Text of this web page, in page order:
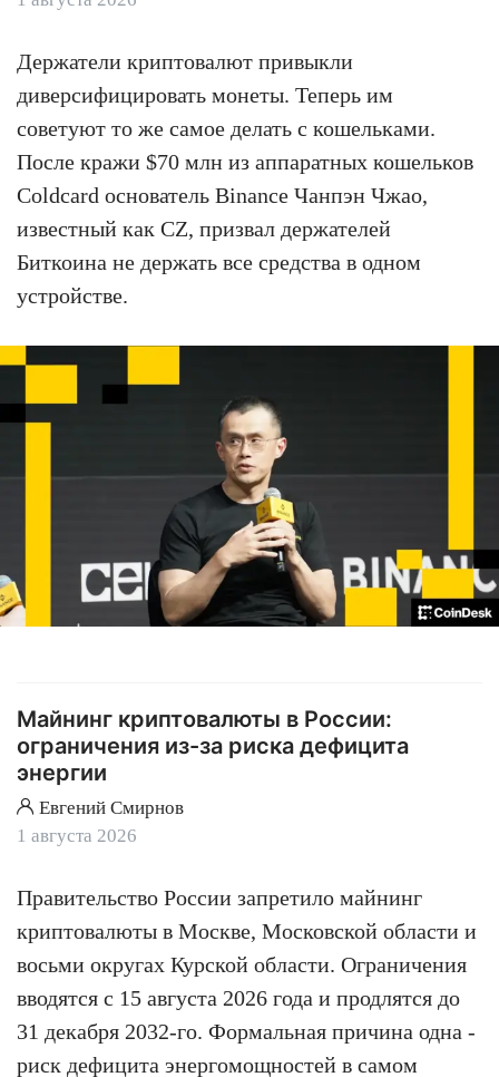
Держатели криптовалют привыкли
диверсифицировать монеты. Теперь им
советуют то же самое делать с кошельками.
После кражи $70 млн из аппаратных кошельков
Coldcard основатель Binance Чанпэн Чжао,
известный как CZ, призвал держателей
Биткоина не держать все средства в одном
устройстве.
Майнинг криптовалюты в России:
ограничения из-за риска дефицита
энергии
Евгений Смирнов
1 августа 2026
Правительство России запретило майнинг
криптовалюты в Москве, Московской области и
восьми округах Курской области. Ограничения
вводятся с 15 августа 2026 года и продлятся до
31 декабря 2032-го. Формальная причина одна -
риск дефицита энергомощностей в самом